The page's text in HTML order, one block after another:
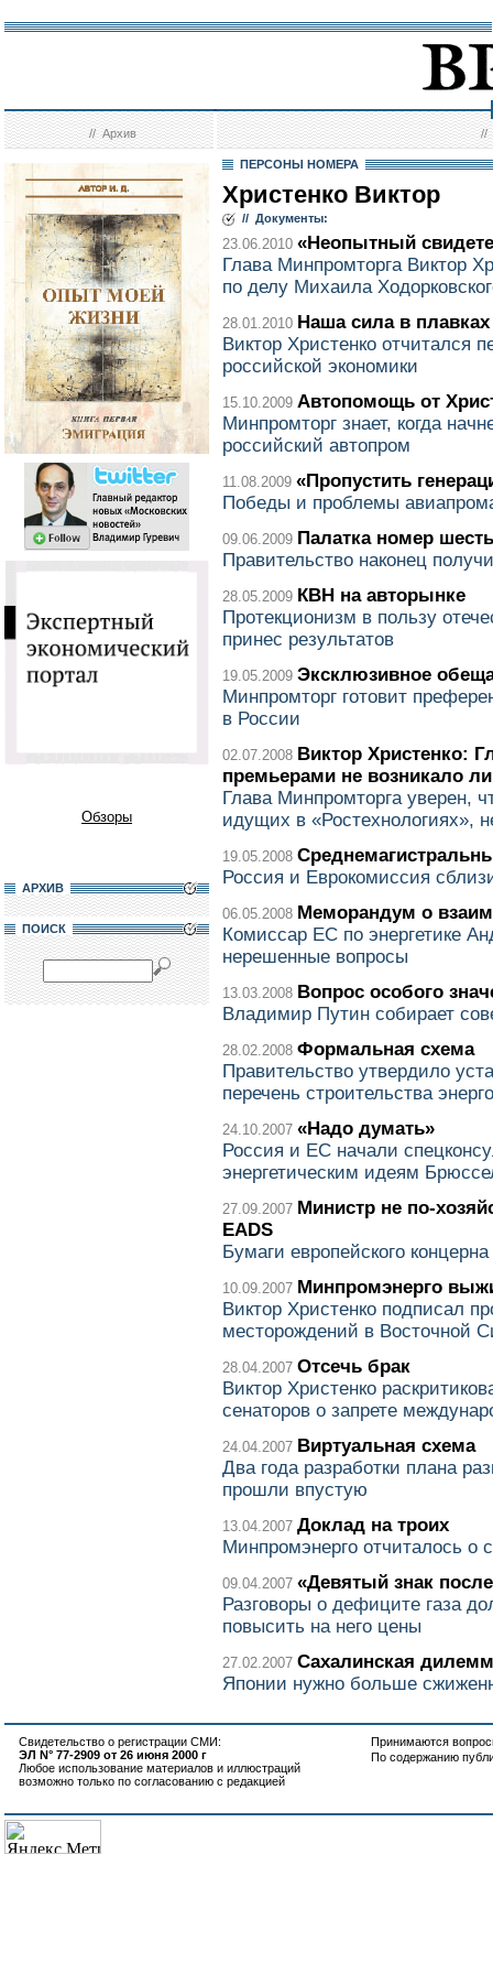
//Архив //
Обзоры
АРХИВ
ПОИСК
ПЕРСОНЫ НОМЕРА
Христенко Виктор
// Документы:
23.06.2010 «Неопытный
Глава Минпромторга Виктор
по делу Михаила
28.01.2010 Наша сила в плавках
Виктор Христенко отчитался
российской экономики
15.10.2009 Автопомощь от
Минпромторг знает, когда
российский автопром
11.08.2009 «Пропустить
Победы и проблемы
09.06.2009 Палатка номер шесть
Правительство наконец
28.05.2009 КВН на авторынке
Протекционизм в пользу
принес результатов
19.05.2009 Эксклюзивное
Минпромторг готовит
в России
02.07.2008 Виктор Христенко:
премьерами не возникало
Глава Минпромторга уверен,
идущих в «Ростехнологиях»,
19.05.2008
Россия и Еврокомиссия
06.05.2008 Меморандум о
Комиссар ЕС по энергетике
нерешенные вопросы
13.03.2008 Вопрос особого
Владимир Путин собирает
28.02.2008 Формальная схема
Правительство утвердило
перечень строительства
24.10.2007 «Надо думать»
Россия и ЕС начали
энергетическим идеям
27.09.2007 Министр не по-
EADS
Бумаги европейского
10.09.2007 Минпромэнерго
Виктор Христенко подписал
месторождений в Восточной
28.04.2007 Отсечь брак
Виктор Христенко
сенаторов о запрете
24.04.2007 Виртуальная схема
Два года разработки плана
прошли впустую
13.04.2007 Доклад на троих
Минпромэнерго отчиталось о
09.04.2007 «Девятый знак
Разговоры о дефиците газа
повысить на него цены
27.02.2007 Сахалинская
Японии нужно больше
Свидетельство о регистрации СМИ:
ЭЛ N° 77-2909 от 26 июня 2000 г
Любое использование материалов и иллюстраций
возможно только по согласованию с редакцией
Принимаются
По содержанию